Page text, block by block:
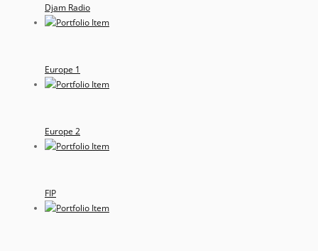
Djam Radio
Europe 1
Europe 2
FIP